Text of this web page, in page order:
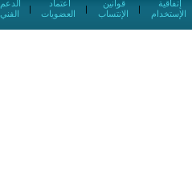
الفني
|
العضويات
|
الإنتساب
|
الإستخدام